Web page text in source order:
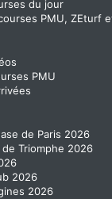
du jour
PMU, ZEturf
PMU
de Paris 2026
Triomphe 2026
2026
2026